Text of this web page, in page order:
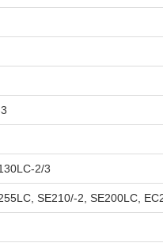
2/3
SE210/-2, SE200LC,